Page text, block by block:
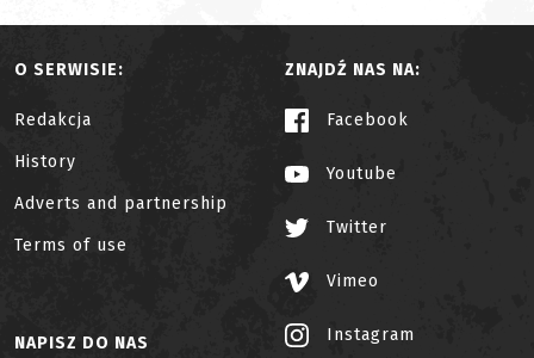
O SERWISIE:
Redakcja
History
Adverts and partnership
Terms of use
ZNAJDŹ NAS NA:
Facebook
Youtube
Twitter
Vimeo
Instagram
NAPISZ DO NAS